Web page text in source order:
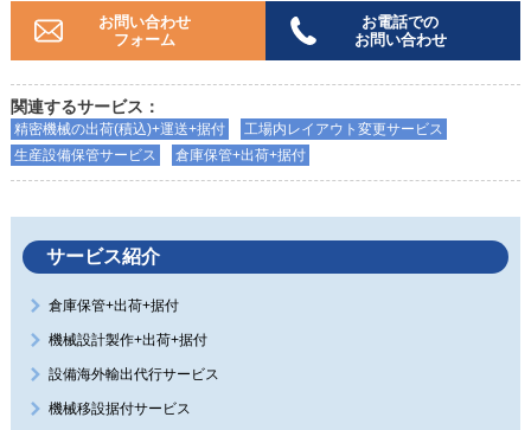
お問い合わせ
フォーム
お電話での
お問い合わせ
関連するサービス：
精密機械の出荷(積込)+運送+据付
工場内レイアウト変更サービス
生産設備保管サービス
倉庫保管+出荷+据付
サービス紹介
倉庫保管+出荷+据付
機械設計製作+出荷+据付
設備海外輸出代行サービス
機械移設据付サービス